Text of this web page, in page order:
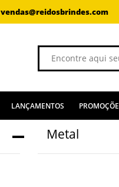
vendas@reidosbrindes.com
LANÇAMENTOS
Metal